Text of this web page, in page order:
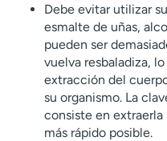
Debe evitar utilizar
esmalte de uñas,
pueden ser
vuelva resbaladiza,
extracción del
su organismo. La
consiste en
más rápido posible.